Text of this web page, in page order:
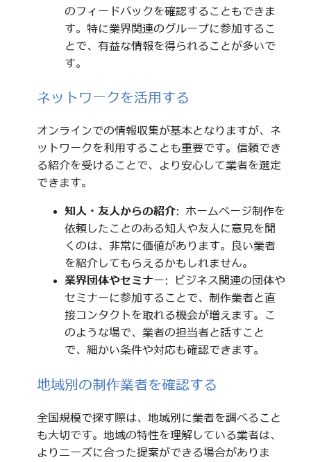
のフィードバックを確認することもできま
す。特に業界関連のグループに参加するこ
とで、有益な情報を得られることが多いで
す。
ネットワークを活用する
オンラインでの情報収集が基本となりますが、ネ
ットワークを利用することも重要です。信頼でき
る紹介を受けることで、より安心して業者を選定
できます。
知人・友人からの紹介: ホームページ制作を
依頼したことのある知人や友人に意見を聞
くのは、非常に価値があります。良い業者
を紹介してもらえるかもしれません。
業界団体やセミナー: ビジネス関連の団体や
セミナーに参加することで、制作業者と直
接コンタクトを取れる機会が増えます。こ
のような場で、業者の担当者と話すこと
で、細かい条件や対応も確認できます。
地域別の制作業者を確認する
全国規模で探す際は、地域別に業者を調べること
も大切です。地域の特性を理解している業者は、
よりニーズに合った提案ができる場合がありま